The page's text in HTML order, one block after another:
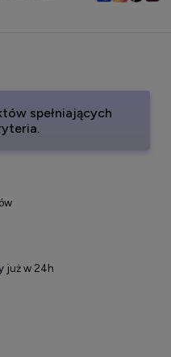
spełniających
już w 24h